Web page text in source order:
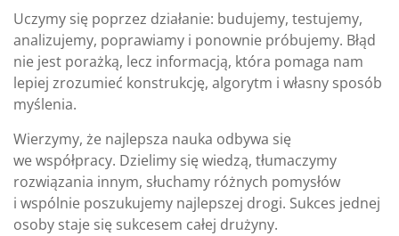
Uczymy się poprzez działanie: budujemy, testujemy,
analizujemy, poprawiamy i ponownie próbujemy. Błąd
nie jest porażką, lecz informacją, która pomaga nam
lepiej zrozumieć konstrukcję, algorytm i własny sposób
myślenia.
Wierzymy, że najlepsza nauka odbywa się
we współpracy. Dzielimy się wiedzą, tłumaczymy
rozwiązania innym, słuchamy różnych pomysłów
i wspólnie poszukujemy najlepszej drogi. Sukces jednej
osoby staje się sukcesem całej drużyny.